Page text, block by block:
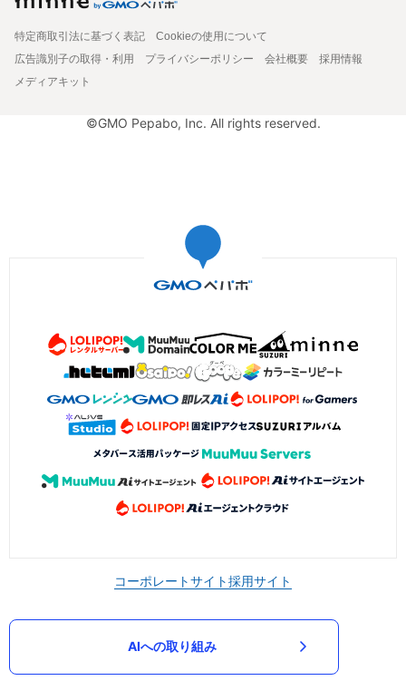
特定商取引法に基づく表記
Cookieの使用について
広告識別子の取得・利用
プライバシーポリシー 会社概要
採用情報
メディアキット
©GMO Pepabo, Inc. All rights reserved.
コーポレートサイト採用サイト
AIへの取り組み